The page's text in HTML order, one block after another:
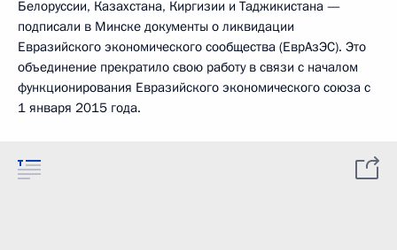
Белоруссии, Казахстана, Киргизии и Таджикистана —
подписали в Минске документы о ликвидации
Евразийского экономического сообщества (ЕврАзЭС). Это
объединение прекратило свою работу в связи с началом
функционирования Евразийского экономического союза с
1 января 2015 года.